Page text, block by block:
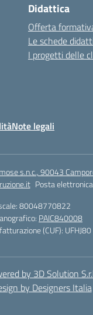
Didattica
Offerta
Le schede
I progetti delle
Note legali
s.n.c., 90043
Posta
80048770822
PAIC840008
(CUF): UFHJ80
by 3D Solution
by Designers Italia